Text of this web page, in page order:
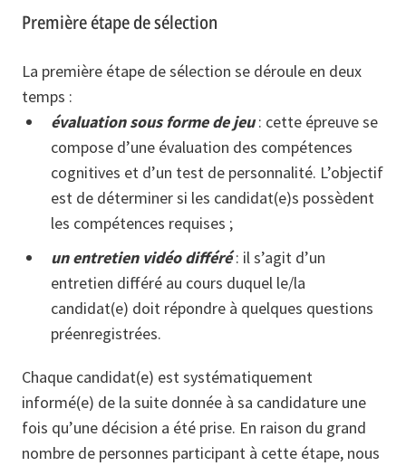
Première étape de sélection
La première étape de sélection se déroule en deux
temps :
évaluation sous forme de jeu: cette épreuve se
compose d’une évaluation des compétences
cognitives et d’un test de personnalité. L’objectif
est de déterminer si les candidat(e)s possèdent
les compétences requises ;
un entretien vidéo différé: il s’agit d’un
entretien différé au cours duquel le/la
candidat(e) doit répondre à quelques questions
préenregistrées.
Chaque candidat(e) est systématiquement
informé(e) de la suite donnée à sa candidature une
fois qu’une décision a été prise. En raison du grand
nombre de personnes participant à cette étape, nous